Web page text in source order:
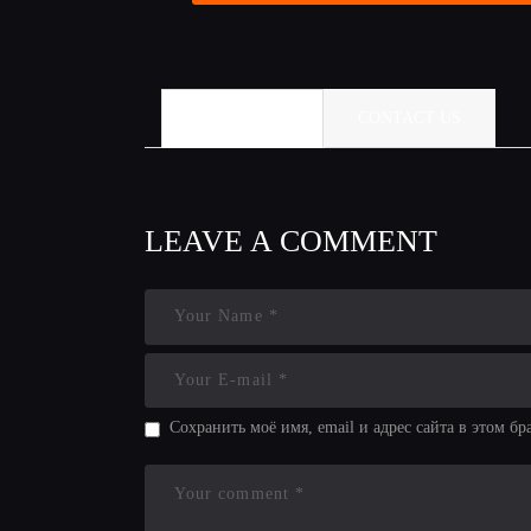
LEAVE A COMMENT
Сохранить моё имя, email и адрес сайта в этом